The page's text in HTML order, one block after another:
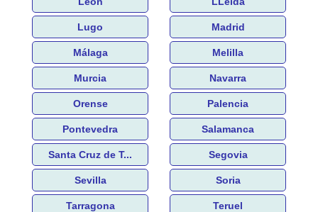
Lugo Madrid
Málaga Melilla
Murcia Navarra
Orense Palencia
Pontevedra Salamanca
Santa Cruz de T... Segovia
Sevilla Soria
Tarragona Teruel